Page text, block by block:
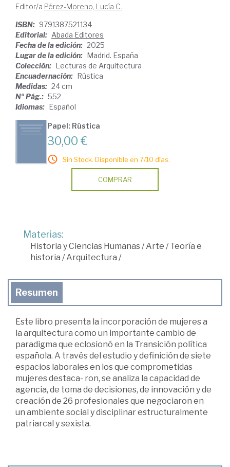
Editor/a Pérez-Moreno, Lucía C.
ISBN: 9791387521134
Editorial: Abada Editores
Fecha de la edición: 2025
Lugar de la edición: Madrid. España
Colección: Lecturas de Arquitectura
Encuadernación: Rústica
Medidas: 24 cm
Nº Pág.: 552
Idiomas: Español
Papel: Rústica
30,00 €
Sin Stock. Disponible en 7/10 días.
COMPRAR
Materias:
Historia y Ciencias Humanas/Arte /Teoría e
historia /Arquitectura /
Resumen
Este libro presenta la incorporación de mujeres a
la arquitectura como un importante cambio de
paradigma que eclosionó en la Transición política
española. A través del estudio y definición de siete
espacios laborales en los que comprometidas
mujeres destaca- ron, se analiza la capacidad de
agencia, de toma de decisiones, de innovación y de
creación de 26 profesionales que negociaron en
un ambiente social y disciplinar estructuralmente
patriarcal y sexista.